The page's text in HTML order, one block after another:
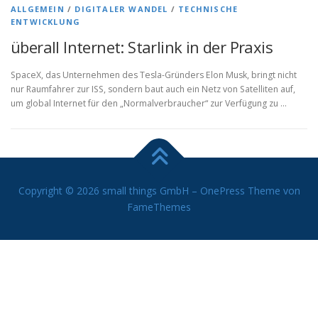
ALLGEMEIN / DIGITALER WANDEL / TECHNISCHE
ENTWICKLUNG
überall Internet: Starlink in der Praxis
SpaceX, das Unternehmen des Tesla-Gründers Elon Musk, bringt nicht
nur Raumfahrer zur ISS, sondern baut auch ein Netz von Satelliten auf,
um global Internet für den „Normalverbraucher“ zur Verfügung zu …
Copyright © 2026 small things GmbH – OnePress Theme von
FameThemes